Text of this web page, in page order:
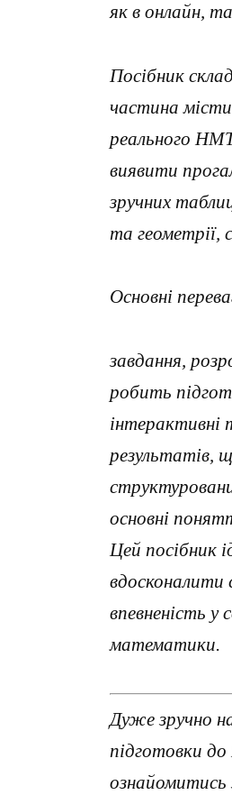
як в онлайн,
Посібник
частина
реального
виявити
зручних
та
Основні
завдання,
робить
інтерактивні
результатів,
основні
Цей посібник
вдосконалити
впевненість у
математики.
Дуже зручно
підготовки